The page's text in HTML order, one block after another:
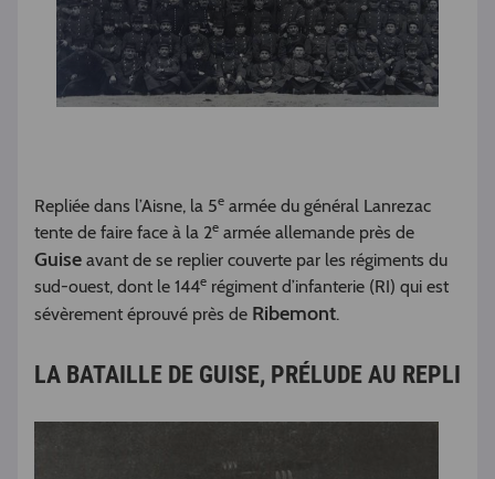
Repliée dans l’Aisne, la 5e armée du général Lanrezac
tente de faire face à la 2e armée allemande près de
Guise avant de se replier couverte par les régiments du
sud-ouest, dont le 144e régiment d’infanterie (RI) qui est
sévèrement éprouvé près de Ribemont.
LA BATAILLE DE GUISE, PRÉLUDE AU REPLI